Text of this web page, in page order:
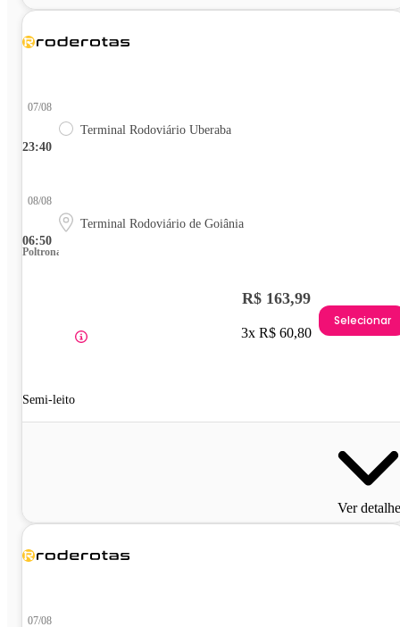
23:40
07/08
Terminal Rodoviário Uberaba
06:50
08/08
Terminal Rodoviário de Goiânia
Poltrona
Semi-leito
R$ 163,99
3x R$ 60,80
Selecionar
Ver
07/08